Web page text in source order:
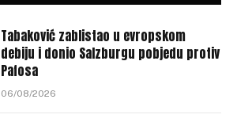
Tabaković zablistao u evropskom
debiju i donio Salzburgu pobjedu protiv
Pafosa
06/08/2026